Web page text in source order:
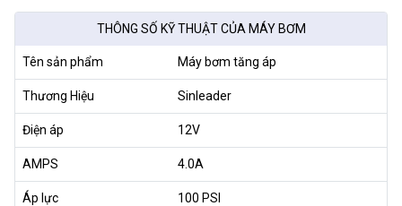
THÔNG SỐ KỸ THUẬT CỦA MÁY BƠM
Tên sản phẩm Máy bơm tăng áp
Thương Hiệu Sinleader
Điện áp 12V
AMPS 4.0A
Áp lực 100 PSI